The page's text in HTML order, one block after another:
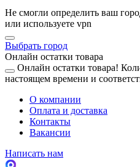
Не смогли определить ваш
или используете vpn
Выбрать город
Онлайн остатки товара
Онлайн остатки товара!
настоящем времени и
О компании
Оплата и доставка
Контакты
Вакансии
Написать нам